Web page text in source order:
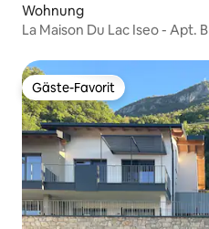
Wohnung
La Maison Du Lac Iseo - Apt. B
Gäste-Favorit
Gäste-Favorit